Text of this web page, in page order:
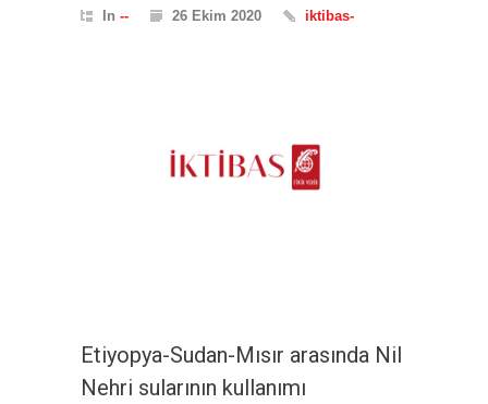
In -- 26 Ekim 2020 iktibas-
Etiyopya-Sudan-Mısır arasında Nil
Nehri sularının kullanımı